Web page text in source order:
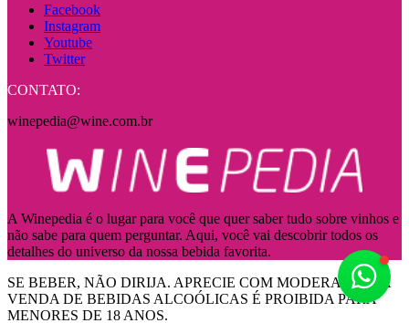
Facebook
Instagram
Youtube
Twitter
CONTATO:
winepedia@wine.com.br
A Winepedia é o lugar para você que quer saber tudo sobre vinhos e
não sabe para quem perguntar. Aqui, você vai descobrir todos os
detalhes do universo da nossa bebida favorita.
SE BEBER, NÃO DIRIJA. APRECIE COM MODERAÇÃO! A
VENDA DE BEBIDAS ALCOÓLICAS É PROIBIDA PARA
MENORES DE 18 ANOS.